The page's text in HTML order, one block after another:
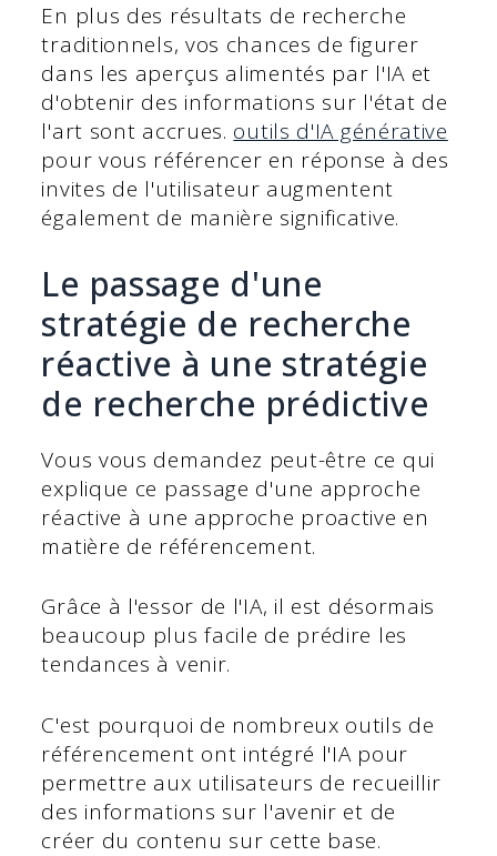
En plus des résultats de recherche
traditionnels, vos chances de figurer
dans les aperçus alimentés par l'IA et
d'obtenir des informations sur l'état de
l'art sont accrues. outils d'IA générative
pour vous référencer en réponse à des
invites de l'utilisateur augmentent
également de manière significative.
Le passage d'une
stratégie de recherche
réactive à une stratégie
de recherche prédictive
Vous vous demandez peut-être ce qui
explique ce passage d'une approche
réactive à une approche proactive en
matière de référencement.
Grâce à l'essor de l'IA, il est désormais
beaucoup plus facile de prédire les
tendances à venir.
C'est pourquoi de nombreux outils de
référencement ont intégré l'IA pour
permettre aux utilisateurs de recueillir
des informations sur l'avenir et de
créer du contenu sur cette base.